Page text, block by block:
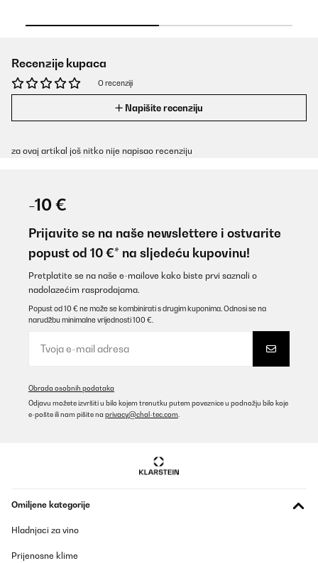
Recenzije kupaca
O recenziji
Napišite recenziju
za ovaj artikal još nitko nije napisao recenziju
-10 €
Prijavite se na naše newslettere i ostvarite
popust od 10 €* na sljedeću kupovinu!
Pretplatite se na naše e-mailove kako biste prvi saznali o
nadolazećim rasprodajama.
Popust od 10 € ne može se kombinirati s drugim kuponima. Odnosi se na
narudžbu minimalne vrijednosti 100 €.
Obrada osobnih podataka
Odjavu možete izvršiti u bilo kojem trenutku putem poveznice u podnožju bilo koje
e-pošte ili nam pišite na privacy@chal-tec.com.
Omiljene kategorije
Hladnjaci za vino
Prijenosne klime